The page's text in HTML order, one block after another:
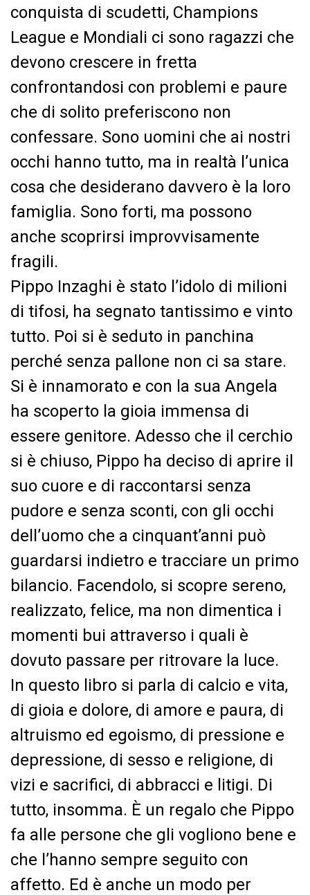
conquista di scudetti, Champions
League e Mondiali ci sono ragazzi che
devono crescere in fretta
confrontandosi con problemi e paure
che di solito preferiscono non
confessare. Sono uomini che ai nostri
occhi hanno tutto, ma in realtà l’unica
cosa che desiderano davvero è la loro
famiglia. Sono forti, ma possono
anche scoprirsi improvvisamente
fragili.
Pippo Inzaghi è stato l’idolo di milioni
di tifosi, ha segnato tantissimo e vinto
tutto. Poi si è seduto in panchina
perché senza pallone non ci sa stare.
Si è innamorato e con la sua Angela
ha scoperto la gioia immensa di
essere genitore. Adesso che il cerchio
si è chiuso, Pippo ha deciso di aprire il
suo cuore e di raccontarsi senza
pudore e senza sconti, con gli occhi
dell’uomo che a cinquant’anni può
guardarsi indietro e tracciare un primo
bilancio. Facendolo, si scopre sereno,
realizzato, felice, ma non dimentica i
momenti bui attraverso i quali è
dovuto passare per ritrovare la luce.
In questo libro si parla di calcio e vita,
di gioia e dolore, di amore e paura, di
altruismo ed egoismo, di pressione e
depressione, di sesso e religione, di
vizi e sacrifici, di abbracci e litigi. Di
tutto, insomma. È un regalo che Pippo
fa alle persone che gli vogliono bene e
che l’hanno sempre seguito con
affetto. Ed è anche un modo per